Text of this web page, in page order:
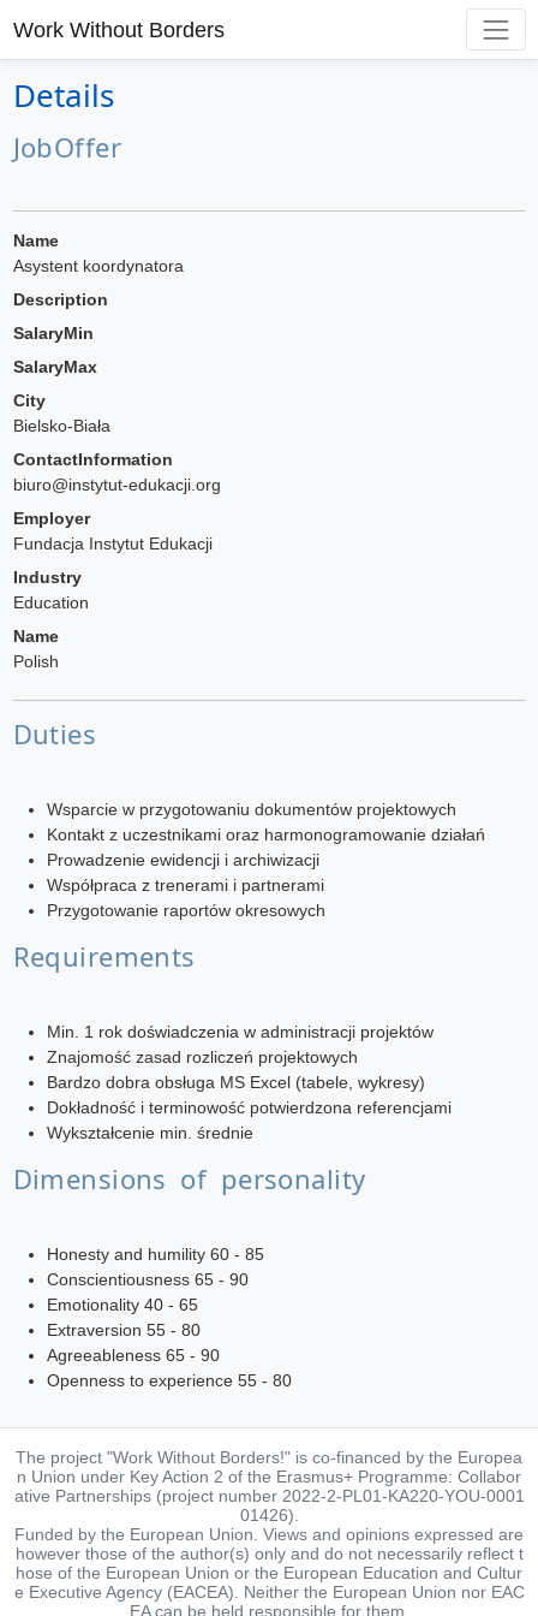
Work Without Borders
Details
JobOffer
Name
Asystent koordynatora
Description
SalaryMin
SalaryMax
City
Bielsko-Biała
ContactInformation
biuro@instytut-edukacji.org
Employer
Fundacja Instytut Edukacji
Industry
Education
Name
Polish
Duties
Wsparcie w przygotowaniu dokumentów projektowych
Kontakt z uczestnikami oraz harmonogramowanie działań
Prowadzenie ewidencji i archiwizacji
Współpraca z trenerami i partnerami
Przygotowanie raportów okresowych
Requirements
Min. 1 rok doświadczenia w administracji projektów
Znajomość zasad rozliczeń projektowych
Bardzo dobra obsługa MS Excel (tabele, wykresy)
Dokładność i terminowość potwierdzona referencjami
Wykształcenie min. średnie
Dimensions of personality
Honesty and humility 60 - 85
Conscientiousness 65 - 90
Emotionality 40 - 65
Extraversion 55 - 80
Agreeableness 65 - 90
Openness to experience 55 - 80
The project "Work Without Borders!" is co-financed by the Europea
n Union under Key Action 2 of the Erasmus+ Programme: Collabor
ative Partnerships (project number 2022-2-PL01-KA220-YOU-0001
01426).
Funded by the European Union. Views and opinions expressed are
however those of the author(s) only and do not necessarily reflect t
hose of the European Union or the European Education and Cultur
e Executive Agency (EACEA). Neither the European Union nor EAC